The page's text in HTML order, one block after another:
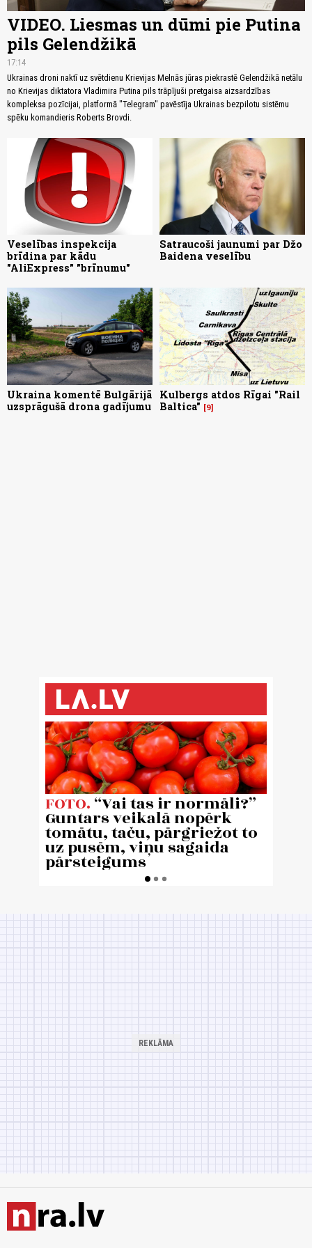
VIDEO. Liesmas un dūmi pie Putina
pils Gelendžikā
17:14
Ukrainas droni naktī uz svētdienu Krievijas Melnās jūras piekrastē Gelendžikā netālu
no Krievijas diktatora Vladimira Putina pils trāpījuši pretgaisa aizsardzības
kompleksa pozīcijai, platformā "Telegram" pavēstīja Ukrainas bezpilotu sistēmu
spēku komandieris Roberts Brovdi.
Veselības inspekcija
brīdina par kādu
"AliExpress" "brīnumu"
Satraucoši jaunumi par Džo
Baidena veselību
Ukraina komentē Bulgārijā
uzsprāgušā drona gadījumu
Kulbergs atdos Rīgai "Rail
Baltica"
9